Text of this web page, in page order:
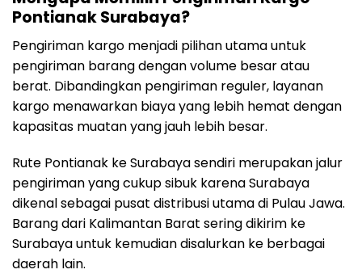
Pontianak Surabaya?
Pengiriman kargo menjadi pilihan utama untuk
pengiriman barang dengan volume besar atau
berat. Dibandingkan pengiriman reguler, layanan
kargo menawarkan biaya yang lebih hemat dengan
kapasitas muatan yang jauh lebih besar.
Rute Pontianak ke Surabaya sendiri merupakan jalur
pengiriman yang cukup sibuk karena Surabaya
dikenal sebagai pusat distribusi utama di Pulau Jawa.
Barang dari Kalimantan Barat sering dikirim ke
Surabaya untuk kemudian disalurkan ke berbagai
daerah lain.